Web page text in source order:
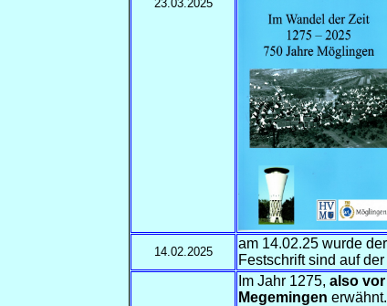
23.03.2025
14.02.2025
am 14.02.25 wurde
Festschrift sind auf
Im Jahr 1275, also vor
Megemingen